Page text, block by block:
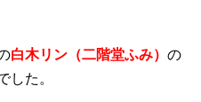
白木リン（二階堂ふみ） の
した。